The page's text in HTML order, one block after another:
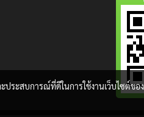
ระสบการณ์ที่ดีในการใช้งานเว็บไซต์ข